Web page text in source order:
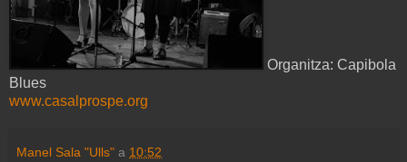
Organitza: Capibola
Blues
www.casalprospe.org
Manel Sala "Ulls" a 10:52